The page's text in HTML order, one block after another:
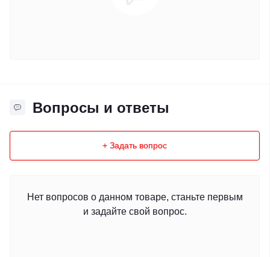
Вопросы и ответы
+ Задать вопрос
Нет вопросов о данном товаре, станьте первым
и задайте свой вопрос.